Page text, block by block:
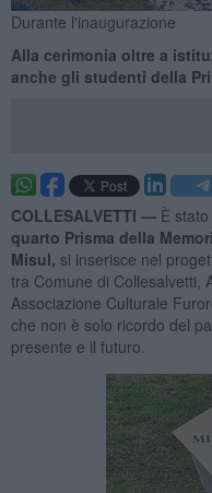
Durante l'inaugurazione
Alla cerimonia oltre a
anche gli studenti della
COLLESALVETTI — È
quarto Prisma della
Misul, si inserisce nel
tra Comune di Collesalvetti,
Associazione Culturale
che non è solo ricordo del
presente e il futuro.